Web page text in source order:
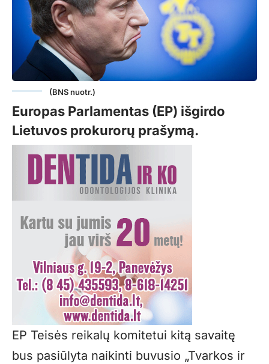
(BNS nuotr.)
Europas Parlamentas (EP) išgirdo
Lietuvos prokurorų prašymą.
EP Teisės reikalų komitetui kitą savaitę
bus pasiūlyta naikinti buvusio „Tvarkos ir